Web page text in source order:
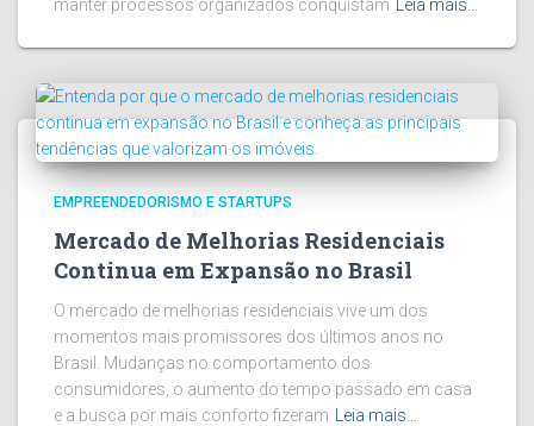
manter processos organizados conquistam
Leia mais…
EMPREENDEDORISMO E STARTUPS
Mercado de Melhorias Residenciais
Continua em Expansão no Brasil
O mercado de melhorias residenciais vive um dos
momentos mais promissores dos últimos anos no
Brasil. Mudanças no comportamento dos
consumidores, o aumento do tempo passado em casa
e a busca por mais conforto fizeram
Leia mais…